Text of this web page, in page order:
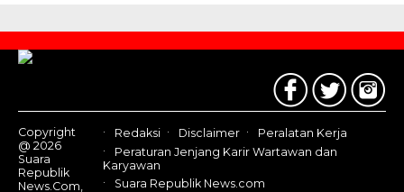
Contact
Us
Copyright
@ 2026
Suara
Republik
News.Com,
Redaksi Disclaimer
Peralatan Kerja
Peraturan Jenjang Karir Wartawan dan
Karyawan
Suara Republik News.com